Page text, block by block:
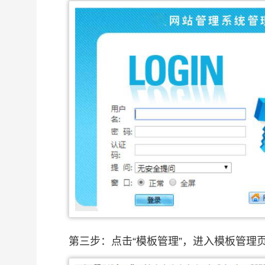
第三步：点击“模板管理”，进入模板管理